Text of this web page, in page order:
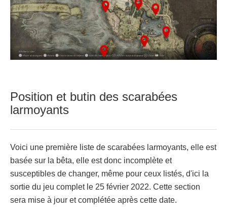
Position et butin des scarabées
larmoyants
Voici une première liste de scarabées larmoyants, elle est
basée sur la bêta, elle est donc incomplète et
susceptibles de changer, même pour ceux listés, d'ici la
sortie du jeu complet le 25 février 2022. Cette section
sera mise à jour et complétée après cette date.